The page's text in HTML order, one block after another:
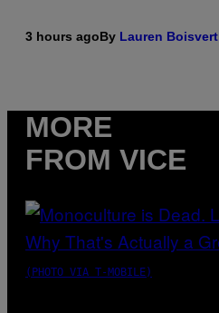
3 hours agoBy Lauren Boisvert
MORE
FROM VICE
(PHOTO VIA T-MOBILE)